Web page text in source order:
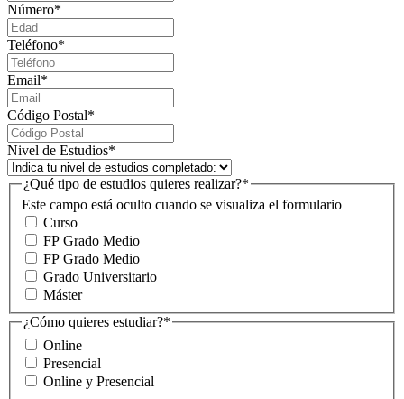
Número*
Teléfono*
Email*
Código Postal*
Nivel de Estudios*
Este campo está oculto cuando se visualiza el formulario
¿Qué tipo de estudios quieres realizar?*
Curso
FP Grado Medio
FP Grado Medio
Grado Universitario
Máster
¿Cómo quieres estudiar?*
Online
Presencial
Online y Presencial